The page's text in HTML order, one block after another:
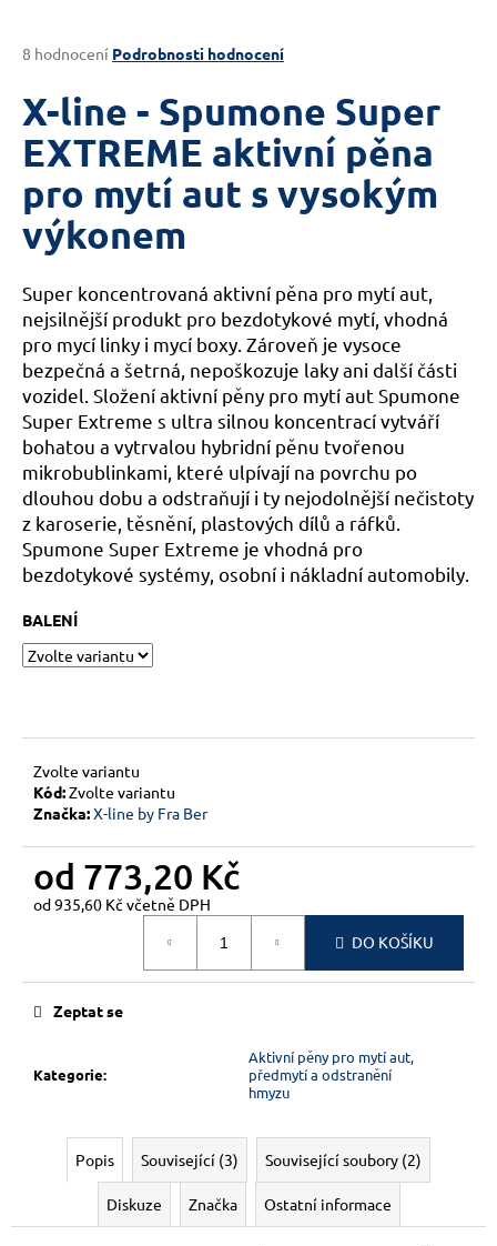
Průměrné
produktu
je
3,9
hvězdiček.
8 hodnocení Podrobnosti hodnocení
X-line - Spumone Super
EXTREME aktivní pěna
pro mytí aut s vysokým
výkonem
Super koncentrovaná aktivní pěna pro mytí aut,
nejsilnější produkt pro bezdotykové mytí, vhodná
pro mycí linky i mycí boxy. Zároveň je vysoce
bezpečná a šetrná, nepoškozuje laky ani další části
vozidel. Složení aktivní pěny pro mytí aut Spumone
Super Extreme s ultra silnou koncentrací vytváří
bohatou a vytrvalou hybridní pěnu tvořenou
mikrobublinkami, které ulpívají na povrchu po
dlouhou dobu a odstraňují i ty nejodolnější nečistoty
z karoserie, těsnění, plastových dílů a ráfků.
Spumone Super Extreme je vhodná pro
bezdotykové systémy, osobní i nákladní automobily.
BALENÍ
Zvolte variantu
Kód:Zvolte variantu
Značka:X-line by Fra Ber
od 773,20 Kč
od935,60 Kč včetně DPH
DO KOŠÍKU
Kategorie:
Aktivní pěny pro mytí aut,
předmytí a odstranění
hmyzu
Zeptat se
Popis Související (3) Související soubory (2)
Diskuze Značka Ostatní informace
j
t
?
D
o
p
o
r
u
č
u
j
e
e